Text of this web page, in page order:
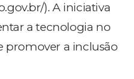
). A iniciativa
a tecnologia no
promover a inclusão